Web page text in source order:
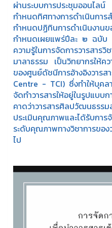
ผ่านระบบการประชุมออ
กำหนดทิศทางการดำเนินก
กำหนดปฏิทินการดำเนินงาน
กำหนดเผยแพร่ปีละ ๒ ฉบับ
ความรู้ในการจัดการวารสาร
มาลาธรรม เป็นวิทยากรให้ค
ของศูนย์ดัชนีการอ้างอิงวา
Centre - TCI) ซึ่งทำให้บุคลา
จัดทำวารสารให้อยู่ในรูปแบบ
คาดว่าวารสารศิลปวัฒนธรร
ประเมินคุณภาพและได้รับกา
ระดับคุณภาพทางวิชาการของ
ไป